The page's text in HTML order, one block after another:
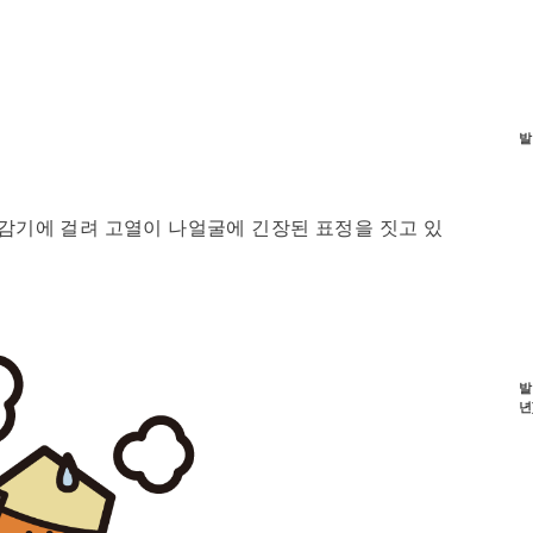
기에 걸려 고열이 나얼굴에 긴장된 표정을 짓고 있